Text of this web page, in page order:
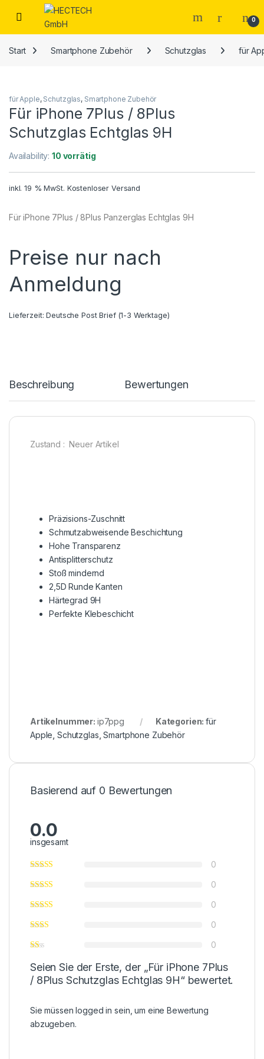
Open 0
Start Smartphone Zubehör Schutzglas für
für Apple, Schutzglas, Smartphone Zubehör
Für iPhone 7Plus / 8Plus
Schutzglas Echtglas 9H
Availability:10 vorrätig
inkl. 19 % MwSt. Kostenloser Versand
Für iPhone 7Plus / 8Plus Panzerglas Echtglas 9H
Preise nur nach
Anmeldung
Lieferzeit:Deutsche Post Brief (1-3 Werktage)
Beschreibung Bewertungen
Zustand : Neuer Artikel
Präzisions-Zuschnitt
Schmutzabweisende Beschichtung
Hohe Transparenz
Antisplitterschutz
Stoß mindernd
2,5D Runde Kanten
Härtegrad 9H
Perfekte Klebeschicht
Artikelnummer: ip7ppg Kategorien:für
Apple ,Schutzglas ,Smartphone Zubehör
Basierend auf 0 Bewertungen
0.0
insgesamt
0
0
0
0
0
Seien Sie der Erste, der „Für iPhone 7Plus
/ 8Plus Schutzglas Echtglas 9H“ bewertet.
Sie müssenlogged in sein, um eine Bewertung
abzugeben.